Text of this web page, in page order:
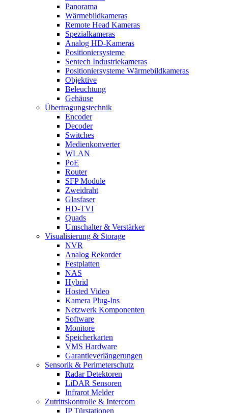
Panorama
Wärmebildkameras
Remote Head Kameras
Spezialkameras
Analog HD-Kameras
Positioniersysteme
Sentech Industriekameras
Positioniersysteme Wärmebildkameras
Objektive
Beleuchtung
Gehäuse
Übertragungstechnik
Encoder
Decoder
Switches
Medienkonverter
WLAN
PoE
Router
SFP Module
Zweidraht
Glasfaser
HD-TVI
Quads
Umschalter & Verstärker
Visualisierung & Storage
NVR
Analog Rekorder
Festplatten
NAS
Hybrid
Hosted Video
Kamera Plug-Ins
Netzwerk Komponenten
Software
Monitore
Speicherkarten
VMS Hardware
Garantieverlängerungen
Sensorik & Perimeterschutz
Radar Detektoren
LiDAR Sensoren
Infrarot Melder
Zutrittskontrolle & Intercom
IP Türstationen